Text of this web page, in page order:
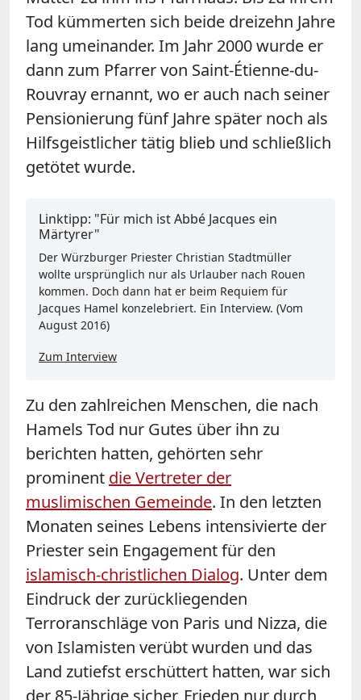
Tod kümmerten sich beide dreizehn Jahre
lang umeinander. Im Jahr 2000 wurde er
dann zum Pfarrer von Saint-Étienne-du-
Rouvray ernannt, wo er auch nach seiner
Pensionierung fünf Jahre später noch als
Hilfsgeistlicher tätig blieb und schließlich
getötet wurde.
Linktipp: "Für mich ist Abbé Jacques ein
Märtyrer"
Der Würzburger Priester Christian Stadtmüller
wollte ursprünglich nur als Urlauber nach Rouen
kommen. Doch dann hat er beim Requiem für
Jacques Hamel konzelebriert. Ein Interview. (Vom
August 2016)
Zum Interview
Zu den zahlreichen Menschen, die nach
Hamels Tod nur Gutes über ihn zu
berichten hatten, gehörten sehr
prominent die Vertreter der
muslimischen Gemeinde. In den letzten
Monaten seines Lebens intensivierte der
Priester sein Engagement für den
islamisch-christlichen Dialog. Unter dem
Eindruck der zurückliegenden
Terroranschläge von Paris und Nizza, die
von Islamisten verübt wurden und das
Land zutiefst erschüttert hatten, war sich
der 85-Jährige sicher, Frieden nur durch